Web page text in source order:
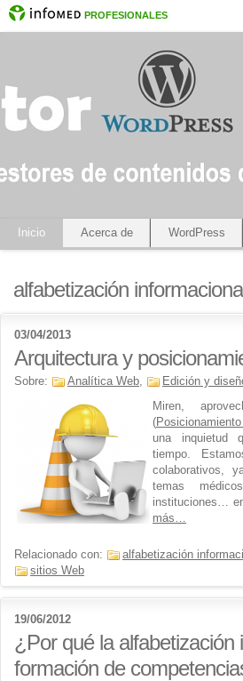
PROFESIONALES
Inicio Acerca de WordPress
alfabetización
03/04/2013
Arquitectura y
Sobre: Analítica Web, Edición y
Miren,
(
una inquietud
tiempo.
colaborativos,
temas
instituciones…
más…
Relacionado con: alfabetización
sitios Web
19/06/2012
¿Por qué la alfabetización
formación de